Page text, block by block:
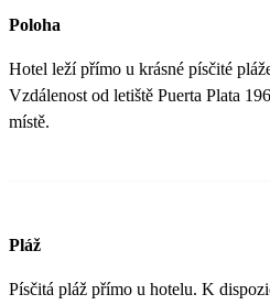
Poloha
Hotel leží přímo u krásné písčité
Vzdálenost od letiště Puerta Plata
místě.
Pláž
Písčitá pláž přímo u hotelu. K